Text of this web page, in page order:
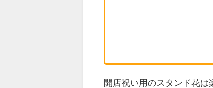
開店祝い用のスタンド花は